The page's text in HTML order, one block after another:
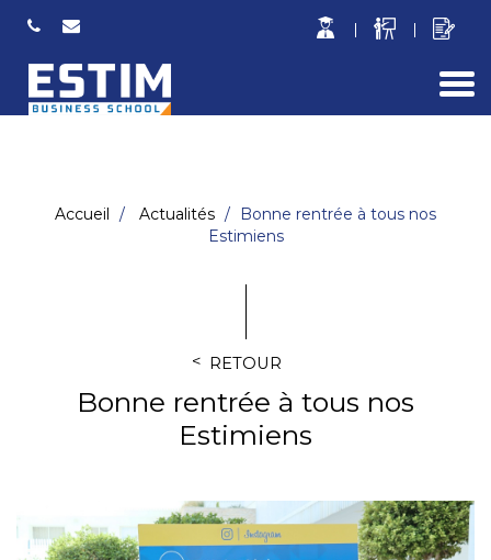
Accueil Actualités
Bonne rentrée à tous nos
Estimiens
RETOUR
Bonne rentrée à tous nos
Estimiens